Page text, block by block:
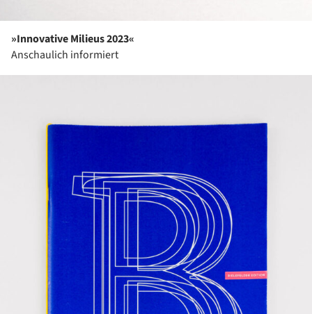
»Innovative Milieus 2023«
Anschaulich informiert